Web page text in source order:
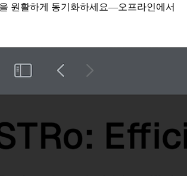
원활하게 동기화하세요—오프라인에서